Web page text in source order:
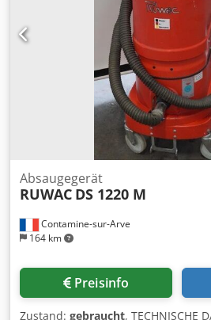
Contamine-sur-Arve
164 km
Absaugegerät
RUWAC DS 1220 M
Preisinfo
Zustand: gebraucht, TECHNISCHE